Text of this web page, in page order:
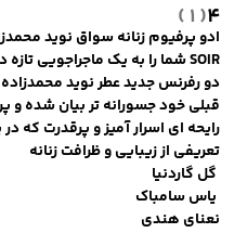
لباس زیر و راحتی
4
( 1 )
ادو پرفیوم زنانه سواق نوید
SOIR شما را به یک ماجراجویی تازه دعوت میکند.
قبلی خود جسورانه تر بیان شده و پر
رایحه ای اسرار آمیز و پرقدرت که
تعریفی از زیبایی و ظرافت زنانه
گل گاردنیا
یاس سامباک
نعنای هندی